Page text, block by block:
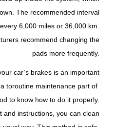
The recommended interval
6,000 miles or 36,000 km.
recommend changing the
pads more frequently.
car’s brakes is an important
part of
routine maintenance
to
to know how to do it properly.
and instructions, you can clean